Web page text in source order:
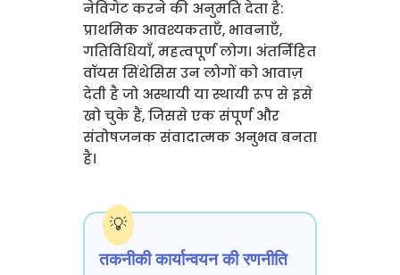
नेविगेट करने की अनुमति देता है:
प्राथमिक आवश्यकताएँ, भावनाएँ,
गतिविधियाँ, महत्वपूर्ण लोग। अंतर्निहित
वॉयस सिंथेसिस उन लोगों को आवाज़
देती है जो अस्थायी या स्थायी रूप से इसे
खो चुके हैं, जिससे एक संपूर्ण और
संतोषजनक संवादात्मक अनुभव बनता
है।
तकनीकी कार्यान्वयन की रणनीति